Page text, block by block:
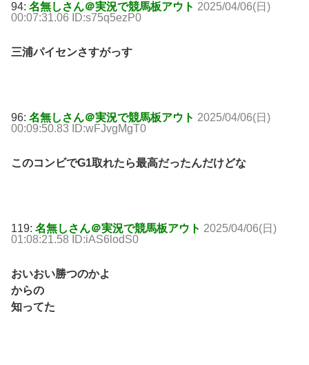
94: 名無しさん＠実況で競馬板アウト 2025/04/06(日)
00:07:31.06 ID:s75q5ezP0
三浦パイセンさすがっす
96: 名無しさん＠実況で競馬板アウト 2025/04/06(日)
00:09:50.83 ID:wFJvgMgT0
このコンビでG1取れたら最高だったんだけどな
119: 名無しさん＠実況で競馬板アウト 2025/04/06(日)
01:08:21.58 ID:iAS6lodS0
おいおい勝つのかよ
からの
知ってた